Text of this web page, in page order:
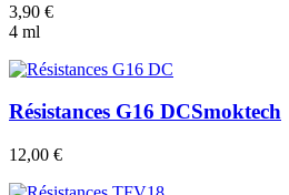
3,90 €
4 ml
Résistances G16 DCSmoktech
12,00 €